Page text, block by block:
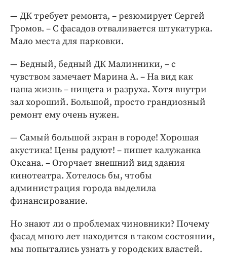
— ДК требует ремонта, – резюмирует Сергей
Громов. – С фасадов отваливается штукатурка.
Мало места для парковки.
— Бедный, бедный ДК Малинники, – с
чувством замечает Марина А. – На вид как
наша жизнь – нищета и разруха. Хотя внутри
зал хороший. Большой, просто грандиозный
ремонт ему очень нужен.
— Самый большой экран в городе! Хорошая
акустика! Цены радуют! – пишет калужанка
Оксана. – Огорчает внешний вид здания
кинотеатра. Хотелось бы, чтобы
администрация города выделила
финансирование.
Но знают ли о проблемах чиновники? Почему
фасад много лет находится в таком состоянии,
мы попытались узнать у городских властей.